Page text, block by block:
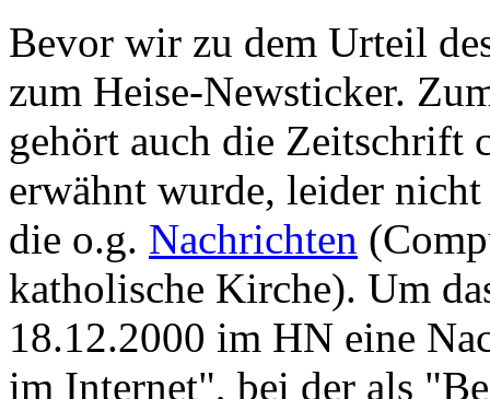
Bevor wir zu dem Urteil
zum Heise-Newsticker.
gehört auch die Zeitschrift
erwähnt wurde, leider
die o.g. Nachrichten
katholische Kirche). Um
18.12.2000 im HN eine
im Internet", bei der als